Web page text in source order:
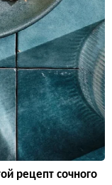
рецепт сочного